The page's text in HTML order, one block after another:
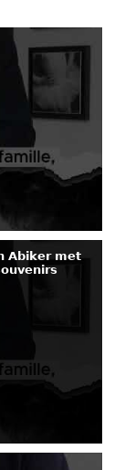
𝗔𝗯𝗶𝗸𝗲𝗿 𝗺𝗲𝘁